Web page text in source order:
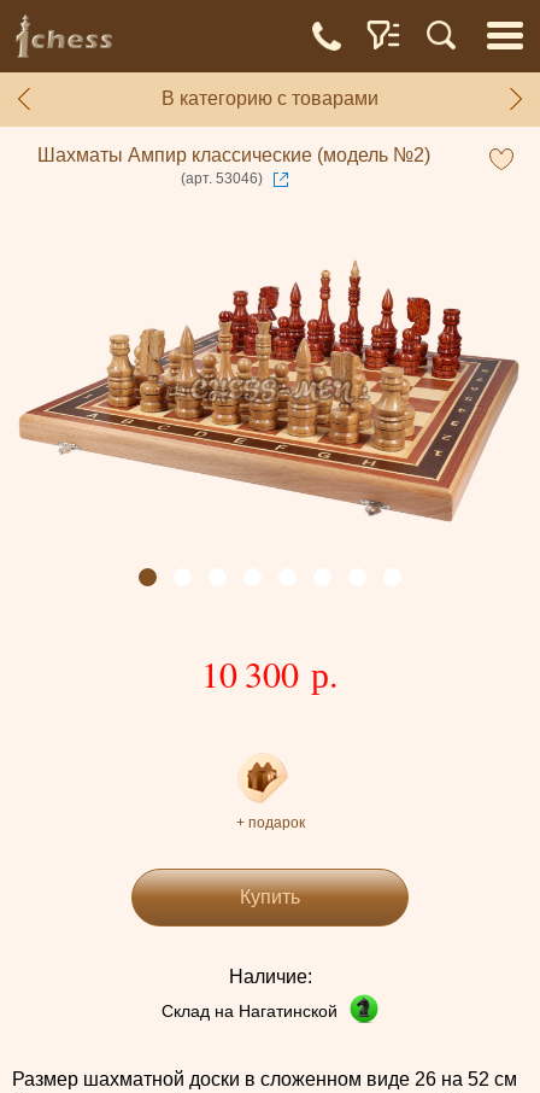
В категорию с товарами
Шахматы Ампир классические (модель №2)
(арт. 53046)
10 300 р.
+ подарок
Купить
Наличие:
Склад на Нагатинской
Размер шахматной доски в сложенном виде 26 на 52 см